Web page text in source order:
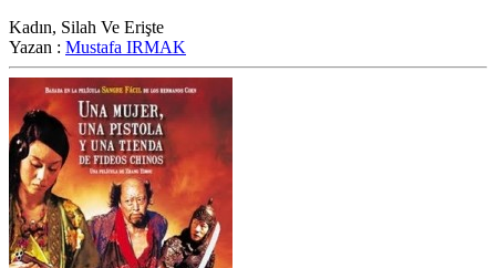
Kadın, Silah Ve Erişte
Yazan : Mustafa IRMAK